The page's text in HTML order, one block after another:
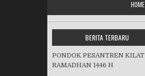
HOME
BERITA TERBARU
PONDOK PESANTREN KILAT
RAMADHAN 1446 H